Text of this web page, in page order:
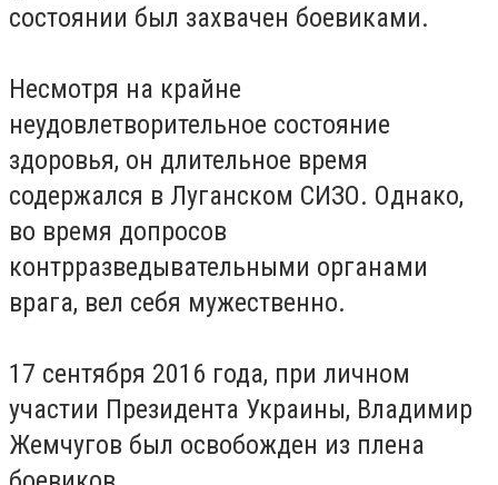
состоянии был захвачен боевиками.
Несмотря на крайне
неудовлетворительное состояние
здоровья, он длительное время
содержался в Луганском СИЗО. Однако,
во время допросов
контрразведывательными органами
врага, вел себя мужественно.
17 сентября 2016 года, при личном
участии Президента Украины, Владимир
Жемчугов был освобожден из плена